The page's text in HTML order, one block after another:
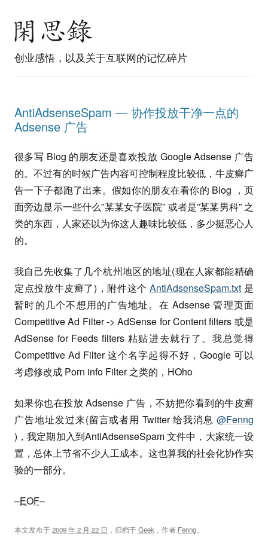
创业感悟，以及关于互联网的记忆碎片
AntiAdsenseSpam — 协作投放干净一点的
Adsense 广告
很多写 Blog 的朋友还是喜欢投放 Google Adsense 广告
的。不过有的时候广告内容可控制程度比较低，牛皮癣广
告一下子都跑了出来。假如你的朋友在看你的 Blog ，页
面旁边显示一些什么”某某女子医院” 或者是”某某男科” 之
类的东西，人家还以为你这人趣味比较低，多少挺恶心人
的。
我自己先收集了几个杭州地区的地址(现在人家都能精确
定点投放牛皮癣了)，附件这个AntiAdsenseSpam.txt 是
暂时的几个不想用的广告地址。在 Adsense 管理页面
Competitive Ad Filter -> AdSense for Content filters 或是
AdSense for Feeds filters 粘贴进去就行了。我总觉得
Competitive Ad Filter 这个名字起得不好，Google 可以
考虑修改成 Porn info Filter 之类的，HOho
如果你也在投放 Adsense 广告，不妨把你看到的牛皮癣
广告地址发过来(留言或者用 Twitter 给我消息 @Fenng
)，我定期加入到AntiAdsenseSpam 文件中，大家统一设
置，总体上节省不少人工成本。这也算我的社会化协作实
验的一部分。
–EOF–
本文发布于2009 年 2 月 22 日 ，归档于Geek ，作者 Fenng。